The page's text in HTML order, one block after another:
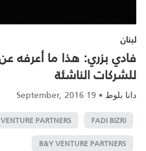
لبنان
فادي بزري: هذا ما أعرفه
للشركات الناشئة
دانا بلوط •
19 September, 2016
FADI BIZRI
PARTNERS
B&Y VENTURE PARTNERS